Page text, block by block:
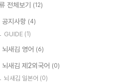
전체보기 (12)
지사항 (4)
GUIDE (1)
새김 영어 (6)
새김 제2외국어 (0)
뇌새김 일본어 (0)